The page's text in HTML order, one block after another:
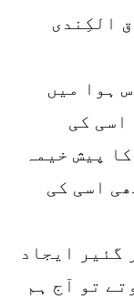
الکِندی
ہوا میں
اسی کی
پیش خیمہ
اسی کی
گئیر ایجاد
تو آج ہم